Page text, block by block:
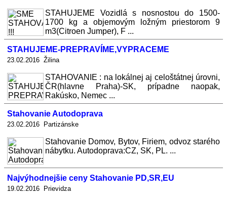
STAHUJEME Vozidlá s nosnostou do 1500-
1700 kg a objemovým ložným priestorom 9
m3(Citroen Jumper), F ...
STAHUJEME-PREPRAVÍME,VYPRACEME
23.02.2016 Žilina
STAHOVANIE : na lokálnej aj celoštátnej úrovni,
ČR(hlavne Praha)-SK, prípadne naopak,
Rakúsko, Nemec ...
Stahovanie Autodoprava
23.02.2016 Partizánske
Stahovanie Domov, Bytov, Firiem, odvoz starého
nábytku. Autodoprava:CZ, SK, PL. ...
Najvýhodnejšie ceny Stahovanie PD,SR,EU
19.02.2016 Prievidza